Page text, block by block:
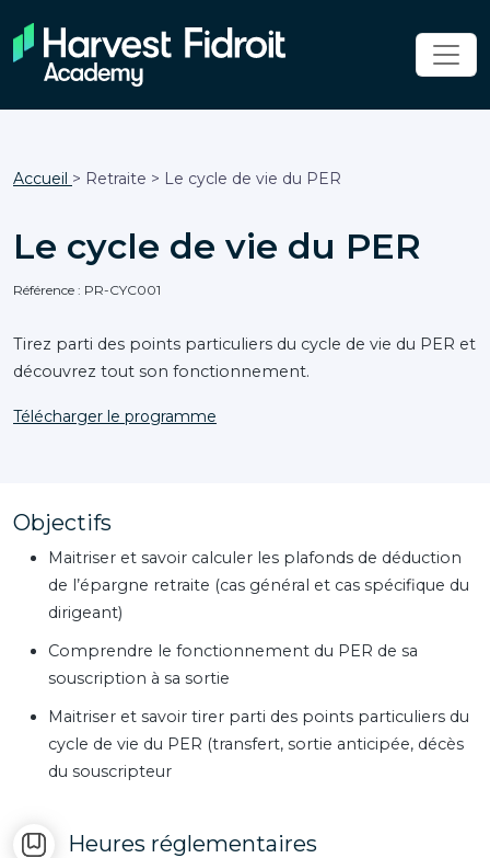
Accueil > Retraite > Le cycle de vie du PER
Le cycle de vie du PER
Référence : PR-CYC001
Tirez parti des points particuliers du cycle de vie du PER et
découvrez tout son fonctionnement.
Télécharger le programme
Objectifs
Maitriser et savoir calculer les plafonds de déduction
de l’épargne retraite (cas général et cas spécifique du
dirigeant)
Comprendre le fonctionnement du PER de sa
souscription à sa sortie
Maitriser et savoir tirer parti des points particuliers du
cycle de vie du PER (transfert, sortie anticipée, décès
du souscripteur
Heures réglementaires